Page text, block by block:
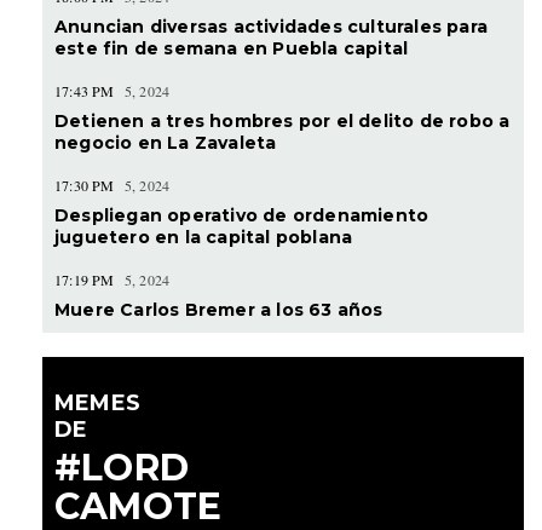
Anuncian diversas actividades culturales para
este fin de semana en Puebla capital
17:43 PM 5, 2024
Detienen a tres hombres por el delito de robo a
negocio en La Zavaleta
17:30 PM 5, 2024
Despliegan operativo de ordenamiento
juguetero en la capital poblana
17:19 PM 5, 2024
Muere Carlos Bremer a los 63 años
MEMES
DE
#LORD
CAMOTE